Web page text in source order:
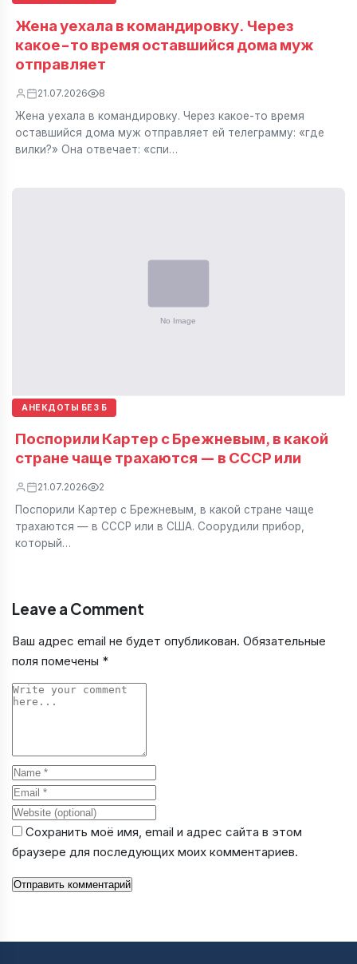
Жена уехала в командировку. Через
какое-то время оставшийся дома муж
отправляет
21.07.2026 8
Жена уехала в командировку. Через какое-то время
оставшийся дома муж отправляет ей телеграмму: «где
вилки?» Она отвечает: «спи…
АНЕКДОТЫ БЕЗ Б
Поспорили Картер с Брежневым, в какой
стране чаще трахаются — в СССР или
21.07.2026 2
Поспорили Картер с Брежневым, в какой стране чаще
трахаются — в СССР или в США. Соорудили прибор,
который…
Leave a Comment
Ваш адрес email не будет опубликован. Обязательные
поля помечены *
Comment
Name
Email
Website
Сохранить моё имя, email и адрес сайта в этом
браузере для последующих моих комментариев.
Отправить комментарий